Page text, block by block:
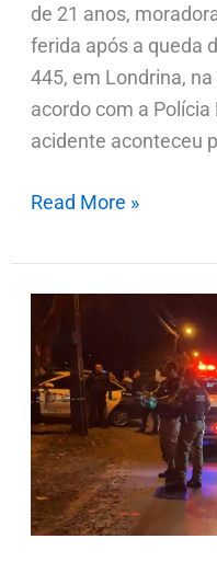
de 21 anos,
ferida após a queda
445, em Londrina,
acordo com a Polícia
acidente aconteceu
Read More »
Homem
é
executado
dentro
de
carro
em
Foz